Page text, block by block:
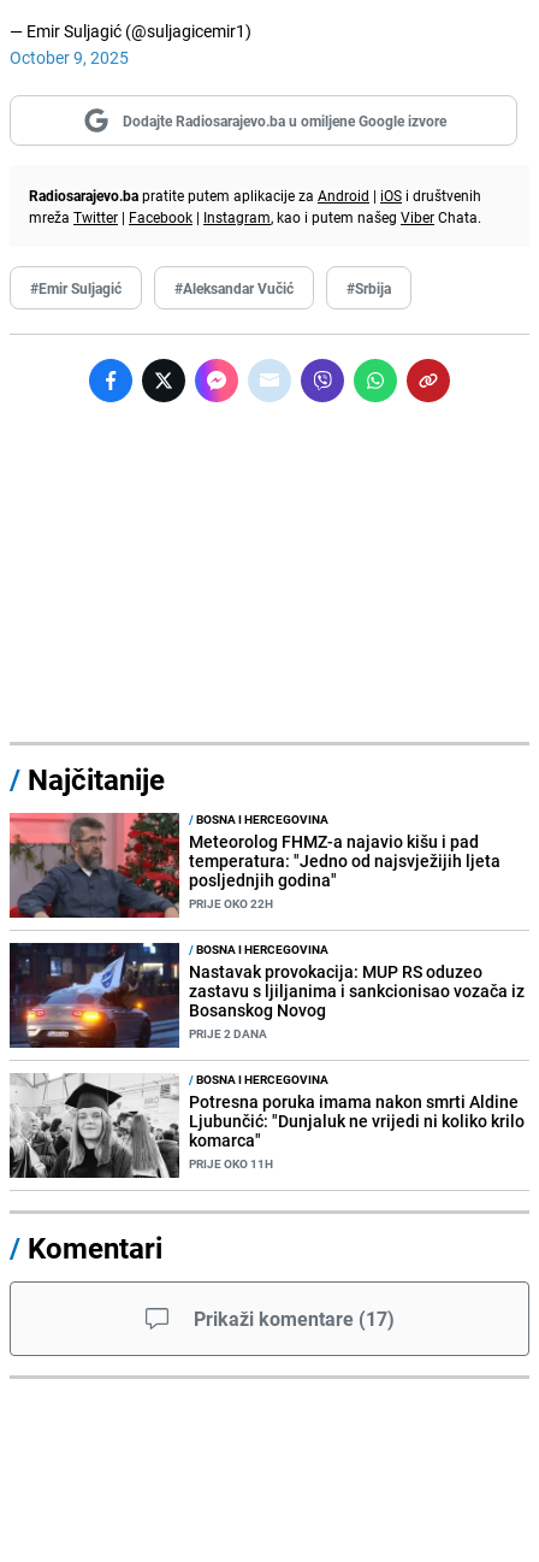
— Emir Suljagić (@suljagicemir1)
October 9, 2025
Dodajte Radiosarajevo.ba u omiljene Google izvore
Radiosarajevo.bapratite putem aplikacije za Android | iOS i društvenih
mreža Twitter | Facebook | Instagram, kao i putem našeg ViberChata.
#Emir Suljagić #Aleksandar Vučić #Srbija
/ Najčitanije
/BOSNA I HERCEGOVINA
Meteorolog FHMZ-a najavio kišu i pad
temperatura: "Jedno od najsvježijih ljeta
posljednjih godina"
PRIJE OKO 22H
/BOSNA I HERCEGOVINA
Nastavak provokacija: MUP RS oduzeo
zastavu s ljiljanima i sankcionisao vozača iz
Bosanskog Novog
PRIJE 2 DANA
/BOSNA I HERCEGOVINA
Potresna poruka imama nakon smrti Aldine
Ljubunčić: "Dunjaluk ne vrijedi ni koliko krilo
komarca"
PRIJE OKO 11H
/ Komentari
Prikaži komentare (17)